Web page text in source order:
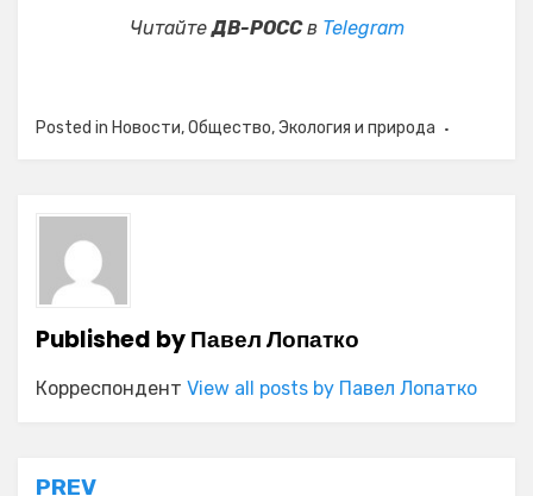
ЧитайтеДВ-РОССв Telegram
Posted in Новости,Общество,Экология и природа
Published byПавел Лопатко
Корреспондент View all posts by Павел Лопатко
PREV